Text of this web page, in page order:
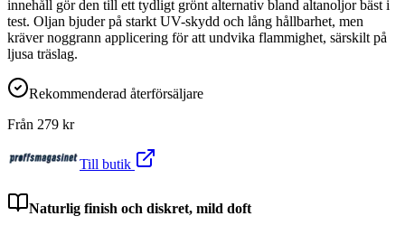
innehåll gör den till ett tydligt grönt alternativ bland altanoljor bäst i
test. Oljan bjuder på starkt UV-skydd och lång hållbarhet, men
kräver noggrann applicering för att undvika flammighet, särskilt på
ljusa träslag.
Rekommenderad återförsäljare
Från 279 kr
Till butik
Naturlig finish och diskret, mild doft